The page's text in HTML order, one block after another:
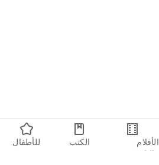
الأفلام
والتلفزيون
الكتب للأطفال